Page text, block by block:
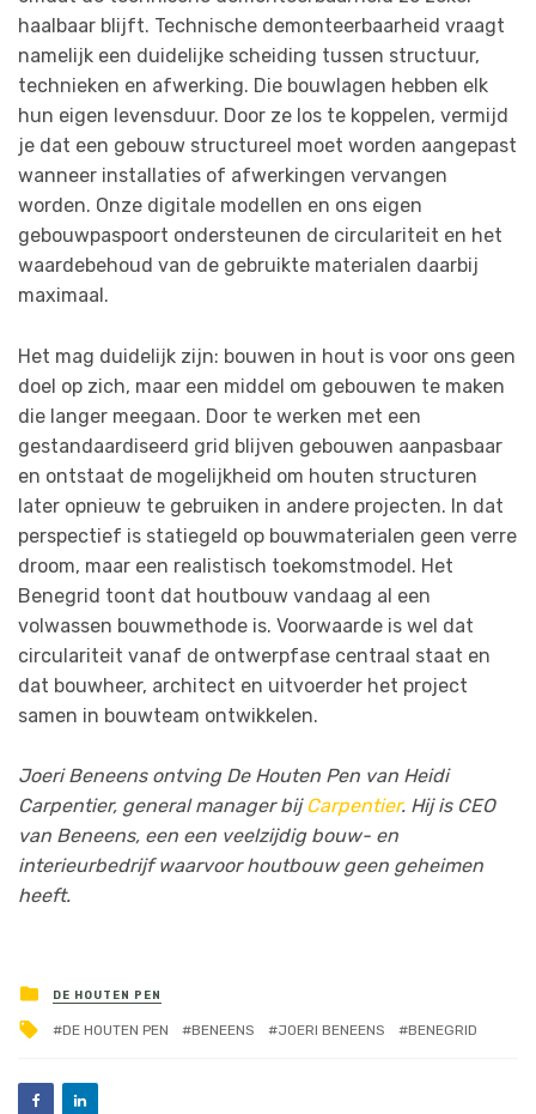
haalbaar blijft. Technische demonteerbaarheid vraagt
namelijk een duidelijke scheiding tussen structuur,
technieken en afwerking. Die bouwlagen hebben elk
hun eigen levensduur. Door ze los te koppelen, vermijd
je dat een gebouw structureel moet worden aangepast
wanneer installaties of afwerkingen vervangen
worden. Onze digitale modellen en ons eigen
gebouwpaspoort ondersteunen de circulariteit en het
waardebehoud van de gebruikte materialen daarbij
maximaal.
Het mag duidelijk zijn: bouwen in hout is voor ons geen
doel op zich, maar een middel om gebouwen te maken
die langer meegaan. Door te werken met een
gestandaardiseerd grid blijven gebouwen aanpasbaar
en ontstaat de mogelijkheid om houten structuren
later opnieuw te gebruiken in andere projecten. In dat
perspectief is statiegeld op bouwmaterialen geen verre
droom, maar een realistisch toekomstmodel. Het
Benegrid toont dat houtbouw vandaag al een
volwassen bouwmethode is. Voorwaarde is wel dat
circulariteit vanaf de ontwerpfase centraal staat en
dat bouwheer, architect en uitvoerder het project
samen in bouwteam ontwikkelen.
Joeri Beneens ontving De Houten Pen van Heidi
Carpentier, general manager bij Carpentier. Hij is CEO
van Beneens, een een veelzijdig bouw- en
interieurbedrijf waarvoor houtbouw geen geheimen
heeft.
DE HOUTEN PEN
DE HOUTEN PEN BENEENS JOERI BENEENS BENEGRID